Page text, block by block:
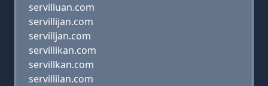
servilluan.com
servillijan.com
servilljan.com
servillikan.com
servillkan.com
servillilan.com